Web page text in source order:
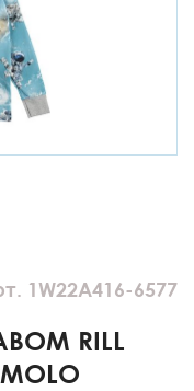
1W22A416-6577
RILL